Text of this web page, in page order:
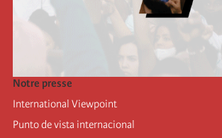
Notre presse
International Viewpoint
Punto de vista internacional